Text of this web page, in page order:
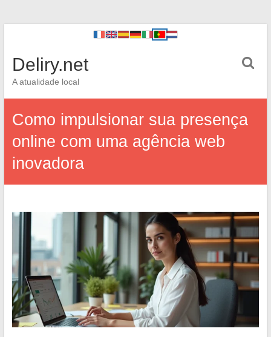
Deliry.net
A atualidade local
Como impulsionar sua presença
online com uma agência web
inovadora